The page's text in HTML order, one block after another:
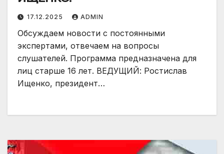
17.12.2025 ADMIN
Обсуждаем новости с постоянными
экспертами, отвечаем на вопросы
слушателей. Программа предназначена для
лиц старше 16 лет. ВЕДУЩИЙ: Ростислав
Ищенко, президент…